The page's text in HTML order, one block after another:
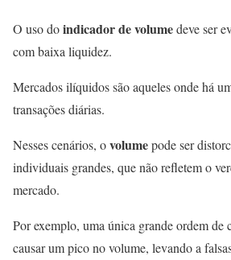
O uso doindicador de volumedeve ser
com baixa liquidez.
Mercados ilíquidos são aqueles onde há
transações diárias.
Nesses cenários, ovolumepode ser
individuais grandes, que não refletem o
mercado.
Por exemplo, uma única grande ordem de
causar um pico no volume, levando a